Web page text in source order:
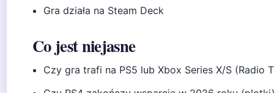
Gra działa na Steam Deck
Co jest niejasne
Czy gra trafi na PS5 lub Xbox Series X/S (Radio